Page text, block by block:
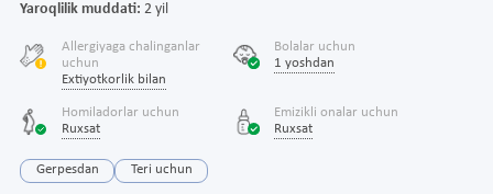
Yaroqlilik muddati: 2 yil
Allergiyaga chalinganlar
uchun
Extiyotkorlik bilan
Bolalar uchun
1 yoshdan
Homiladorlar uchun
Ruxsat
Emizikli onalar uchun
Ruxsat
Gerpesdan Teri uchun